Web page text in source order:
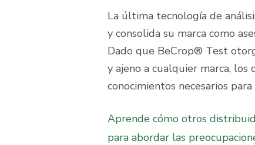
La última tecnología de
y consolida su marca como
Dado que BeCrop® Test
y ajeno a cualquier marca,
conocimientos necesarios
Aprende cómo otros
para abordar las